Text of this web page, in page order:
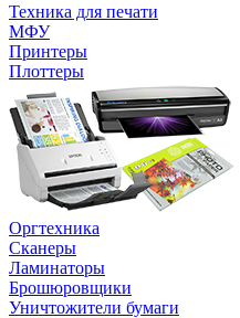
Техника для печати
МФУ
Принтеры
Плоттеры
Оргтехника
Сканеры
Ламинаторы
Брошюровщики
Уничтожители бумаги